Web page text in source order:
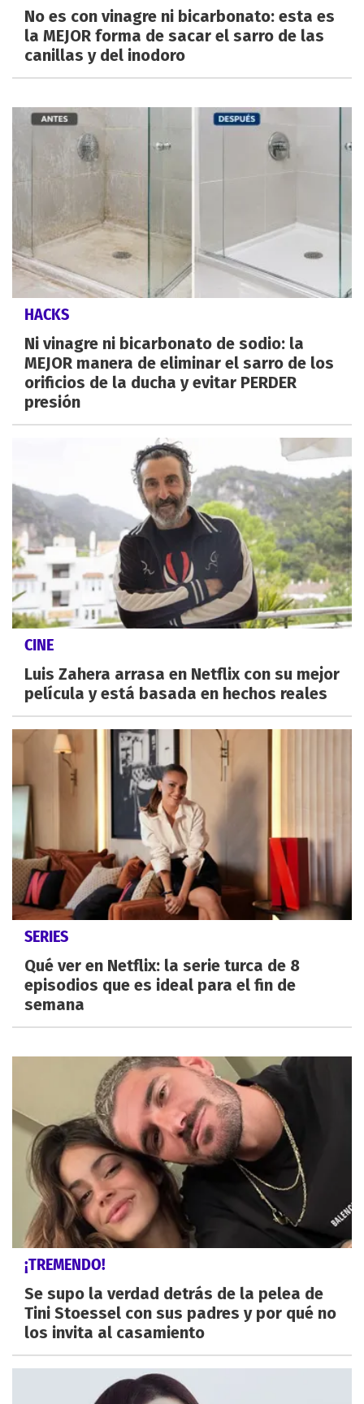
No es con vinagre ni bicarbonato: esta es
la MEJOR forma de sacar el sarro de las
canillas y del inodoro
HACKS
Ni vinagre ni bicarbonato de sodio: la
MEJOR manera de eliminar el sarro de los
orificios de la ducha y evitar PERDER
presión
CINE
Luis Zahera arrasa en Netflix con su mejor
película y está basada en hechos reales
SERIES
Qué ver en Netflix: la serie turca de 8
episodios que es ideal para el fin de
semana
¡TREMENDO!
Se supo la verdad detrás de la pelea de
Tini Stoessel con sus padres y por qué no
los invita al casamiento